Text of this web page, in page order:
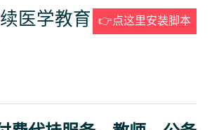
医学教育公需科目学
(opens new window)
👉点这里安装脚本